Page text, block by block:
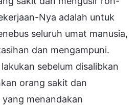
Nya adalah untuk
seluruh umat manusia,
dan mengampuni.
sebelum disalibkan
orang sakit dan
menandakan